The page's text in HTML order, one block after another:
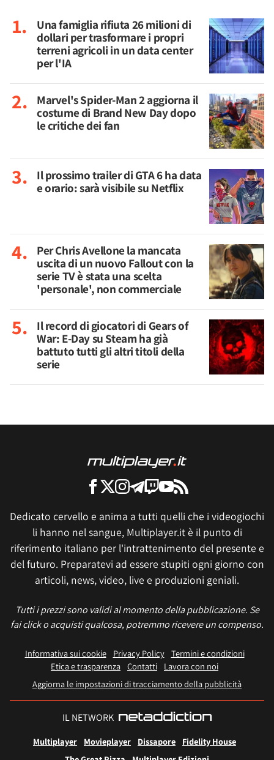
Una famiglia rifiuta 26 milioni di
dollari per trasformare i propri
terreni agricoli in un data center
per l'IA
Marvel's Spider-Man 2 aggiorna il
costume di Brand New Day dopo
le critiche dei fan
Il prossimo trailer di GTA 6 ha data
e orario: sarà visibile su Netflix
Per Chris Avellone la mancata
uscita di un nuovo Fallout con la
serie TV è stata una scelta
'personale', non commerciale
Il record di giocatori di Gears of
War: E-Day su Steam ha già
battuto tutti gli altri titoli della
serie
Dedicato cervello e anima a tutti quelli che i videogiochi
li hanno nel sangue, Multiplayer.it è il punto di
riferimento italiano per l'intrattenimento del presente e
del futuro. Preparatevi ad essere stupiti ogni giorno con
articoli, news, video, live e produzioni geniali.
Tutti i prezzi sono validi al momento della pubblicazione. Se
fai click o acquisti qualcosa, potremmo ricevere un compenso.
Informativa sui cookie Privacy Policy
Termini e condizioni
Etica e trasparenza Contatti
Lavora con noi
Aggiorna le impostazioni di tracciamento della pubblicità
IL NETWORK
Multiplayer Movieplayer Dissapore
Fidelity House